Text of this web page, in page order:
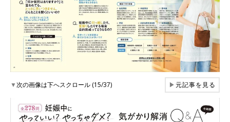
▼次の画像は下へスクロール (15/37) ▶元記事を見る